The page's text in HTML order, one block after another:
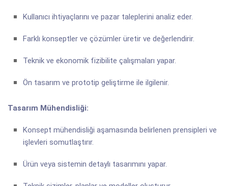
Kullanıcı ihtiyaçlarını ve pazar taleplerini analiz eder.
Farklı konseptler ve çözümler üretir ve değerlendirir.
Teknik ve ekonomik fizibilite çalışmaları yapar.
Ön tasarım ve prototip geliştirme ile ilgilenir.
Tasarım Mühendisliği:
Konsept mühendisliği aşamasında belirlenen prensipleri ve
işlevleri somutlaştırır.
Ürün veya sistemin detaylı tasarımını yapar.